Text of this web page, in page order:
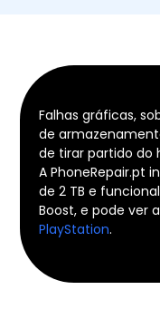
Falhas gráficas,
de
de tirar partido do
A PhoneRepair.pt
de 2 TB e
Boost, e pode ver
PlayStation.